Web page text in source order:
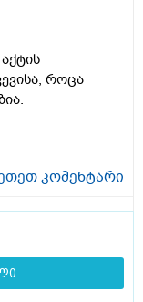
როცა
კომენტარი